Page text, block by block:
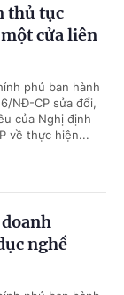
thủ tục
cửa liên
phủ ban hành
NĐ-CP sửa đổi,
của Nghị định
về thực hiện...
nghề